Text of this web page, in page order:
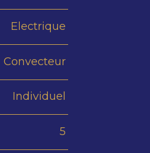
Electrique
Convecteur
Individuel
5